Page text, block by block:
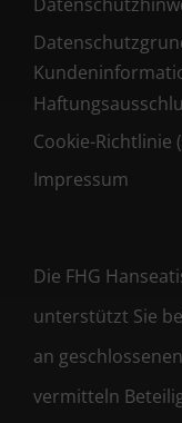
Cookie-Richtlinie
Impressum
Die FHG
unterstützt Sie
an
vermitteln